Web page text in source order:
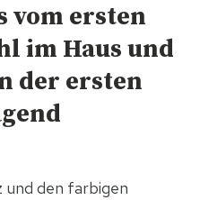
vom ersten
im Haus und
der ersten
und den farbigen